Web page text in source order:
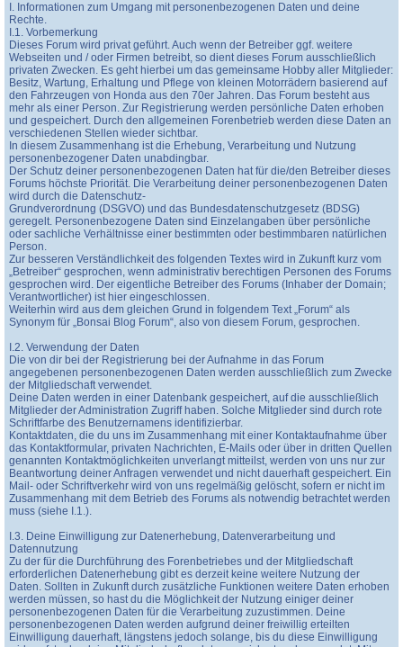
I. Informationen zum Umgang mit personenbezogenen Daten und deine
Rechte.
I.1. Vorbemerkung
Dieses Forum wird privat geführt. Auch wenn der Betreiber ggf. weitere
Webseiten und / oder Firmen betreibt, so dient dieses Forum ausschließlich
privaten Zwecken. Es geht hierbei um das gemeinsame Hobby aller Mitglieder:
Besitz, Wartung, Erhaltung und Pflege von kleinen Motorrädern basierend auf
den Fahrzeugen von Honda aus den 70er Jahren. Das Forum besteht aus
mehr als einer Person. Zur Registrierung werden persönliche Daten erhoben
und gespeichert. Durch den allgemeinen Forenbetrieb werden diese Daten an
verschiedenen Stellen wieder sichtbar.
In diesem Zusammenhang ist die Erhebung, Verarbeitung und Nutzung
personenbezogener Daten unabdingbar.
Der Schutz deiner personenbezogenen Daten hat für die/den Betreiber dieses
Forums höchste Priorität. Die Verarbeitung deiner personenbezogenen Daten
wird durch die Datenschutz-
Grundverordnung (DSGVO) und das Bundesdatenschutzgesetz (BDSG)
geregelt. Personenbezogene Daten sind Einzelangaben über persönliche
oder sachliche Verhältnisse einer bestimmten oder bestimmbaren natürlichen
Person.
Zur besseren Verständlichkeit des folgenden Textes wird in Zukunft kurz vom
„Betreiber“ gesprochen, wenn administrativ berechtigen Personen des Forums
gesprochen wird. Der eigentliche Betreiber des Forums (Inhaber der Domain;
Verantwortlicher) ist hier eingeschlossen.
Weiterhin wird aus dem gleichen Grund in folgendem Text „Forum“ als
Synonym für „Bonsai Blog Forum“, also von diesem Forum, gesprochen.
I.2. Verwendung der Daten
Die von dir bei der Registrierung bei der Aufnahme in das Forum
angegebenen personenbezogenen Daten werden ausschließlich zum Zwecke
der Mitgliedschaft verwendet.
Deine Daten werden in einer Datenbank gespeichert, auf die ausschließlich
Mitglieder der Administration Zugriff haben. Solche Mitglieder sind durch rote
Schriftfarbe des Benutzernamens identifizierbar.
Kontaktdaten, die du uns im Zusammenhang mit einer Kontaktaufnahme über
das Kontaktformular, privaten Nachrichten, E-Mails oder über in dritten Quellen
genannten Kontaktmöglichkeiten unverlangt mitteilst, werden von uns nur zur
Beantwortung deiner Anfragen verwendet und nicht dauerhaft gespeichert. Ein
Mail- oder Schriftverkehr wird von uns regelmäßig gelöscht, sofern er nicht im
Zusammenhang mit dem Betrieb des Forums als notwendig betrachtet werden
muss (siehe I.1.).
I.3. Deine Einwilligung zur Datenerhebung, Datenverarbeitung und
Datennutzung
Zu der für die Durchführung des Forenbetriebes und der Mitgliedschaft
erforderlichen Datenerhebung gibt es derzeit keine weitere Nutzung der
Daten. Sollten in Zukunft durch zusätzliche Funktionen weitere Daten erhoben
werden müssen, so hast du die Möglichkeit der Nutzung einiger deiner
personenbezogenen Daten für die Verarbeitung zuzustimmen. Deine
personenbezogenen Daten werden aufgrund deiner freiwillig erteilten
Einwilligung dauerhaft, längstens jedoch solange, bis du diese Einwilligung